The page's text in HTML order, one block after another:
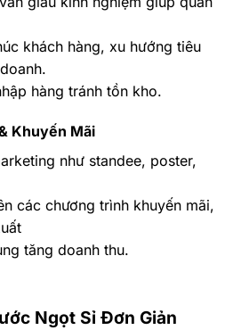
khách hàng, xu hướng tiêu
hàng tránh tồn kho.
Khuyến Mãi
như standee, poster,
các chương trình khuyến mãi,
tăng doanh thu.
Ngọt Sỉ Đơn Giản